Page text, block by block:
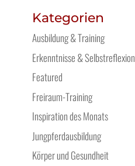
Kategorien
Ausbildung & Training
Erkenntnisse & Selbstreflexion
Featured
Freiraum-Training
Inspiration des Monats
Jungpferdausbildung
Körper und Gesundheit